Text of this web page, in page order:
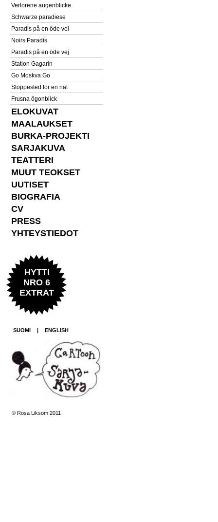
Verlorene augenblicke
Schwarze paradiese
Paradis på en öde vei
Noirs Paradis
Paradis på en öde vej
Station Gagarin
Go Moskva Go
Stoppested for en nat
Frusna ögonblick
ELOKUVAT
MAALAUKSET
BURKA-PROJEKTI
SARJAKUVA
TEATTERI
MUUT TEOKSET
UUTISET
BIOGRAFIA
CV
PRESS
YHTEYSTIEDOT
HYTTI
NRO 6
EXTRAT
SUOMI | ENGLISH
© Rosa Liksom 2011